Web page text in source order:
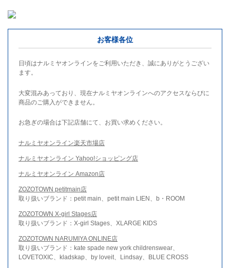
お客様各位
日頃はナルミヤオンラインをご利用いただき、誠にありがとうござい
ます。
大変混みあっており、現在ナルミヤオンラインへのアクセスならびに
商品のご購入ができません。
お急ぎの場合は下記店舗にて、お買い求めください。
ナルミヤオンライン楽天市場店
ナルミヤオンライン Yahoo!ショッピング店
ナルミヤオンライン Amazon店
ZOZOTOWN petitmain店
取り扱いブランド：petit main、petit main LIEN、b・ROOM
ZOZOTOWN X-girl Stages店
取り扱いブランド：X-girl Stages、XLARGE KIDS
ZOZOTOWN NARUMIYA ONLINE店
取り扱いブランド：kate spade new york childrenswear、
LOVETOXIC、kladskap、by loveit、Lindsay、BLUE CROSS